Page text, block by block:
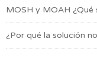
MOSH y MOAH ¿Qué
¿Por qué la solución